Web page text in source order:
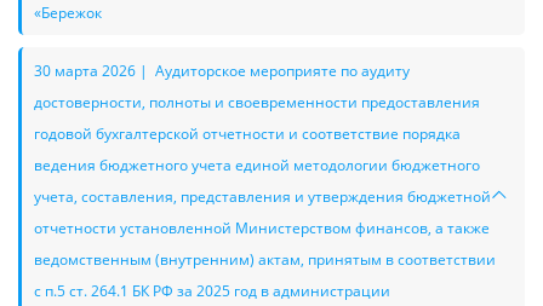
«Бережок
30 марта 2026 | Аудиторское мероприяте по аудиту
достоверности, полноты и своевременности предоставления
годовой бухгалтерской отчетности и соответствие порядка
ведения бюджетного учета единой методологии бюджетного
учета, составления, представления и утверждения бюджетной
отчетности установленной Министерством финансов, а также
ведомственным (внутренним) актам, принятым в соответствии
с п.5 ст. 264.1 БК РФ за 2025 год в администрации